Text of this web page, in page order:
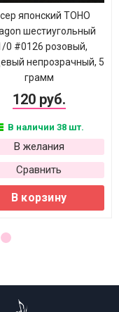
японский TOHO
шестиугольный
0 #0126 розовый,
непрозрачный, 5
грамм
120 руб.
В наличии 38 шт.
В желания
Сравнить
В корзину